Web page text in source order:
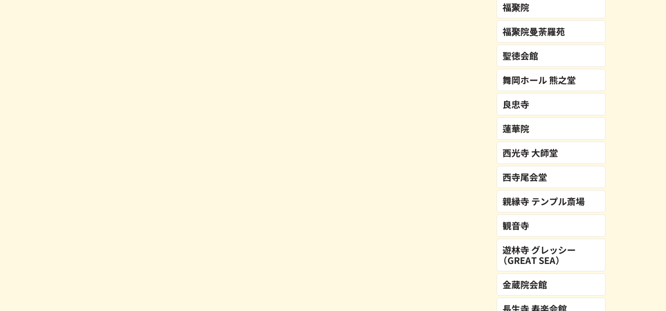
福聚院
福聚院曼荼羅苑
聖徳会館
舞岡ホール 熊之堂
良忠寺
蓮華院
西光寺 大師堂
西寺尾会堂
親縁寺 テンプル斎場
観音寺
遊林寺 グレッシー
（GREAT SEA）
金蔵院会館